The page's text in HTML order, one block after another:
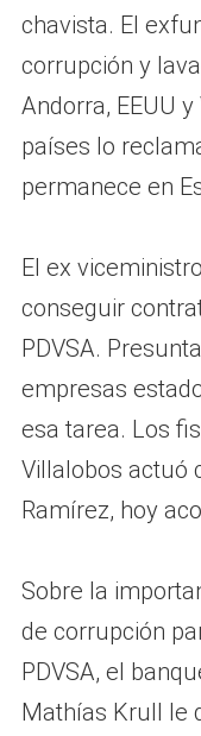
chavista. El
corrupción y
Andorra, EEUU
países lo
permanece en
El ex
conseguir
PDVSA.
empresas
esa tarea. Los
Villalobos actuó
Ramírez, hoy
Sobre la
de corrupción
PDVSA, el
Mathías Krull le